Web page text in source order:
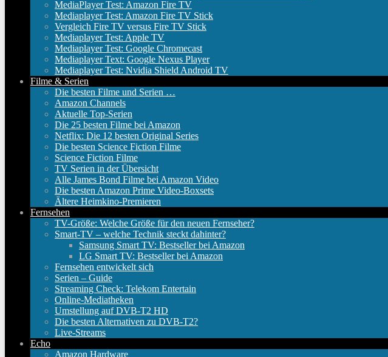
MediaPlayer Test: Amazon Fire TV
Mediaplayer Test: Amazon Fire TV Stick
Vergleich Fire TV versus Fire TV Stick
Mediaplayer Test: Apple TV
Mediaplayer Test: Google Chromecast
Mediaplayer Text: Google Nexus Player
Mediaplayer Test: Nvidia Shield Android TV
Filme & Serien
Die besten Filme und Serien …
Amazon Channels
Aktuelle Top-Serien
Die 25 besten Filme bei Amazon
Netflix: Die 12 besten Original Series
Die besten Science Fiction Filme
Science Fiction Filme
TV Serien in der Übersicht
Alle James Bond Filme bei Amazon Video
Die besten Amazon Prime Video-Boxsets
Ältere Heimkino-Premieren
Fernsehen
TV-Größe: Welche Größe für den neuen Fernseher?
Smart-TV – welche Technik steckt dahinter?
Samsung Smart TV: Bestseller bei Amazon
LG Smart TV: Bestseller bei Amazon
Fernsehen entwickelt sich
Serien – Guide
Streaming Check: Telekom Entertain
Online-Mediatheken
Umstellung auf DVB-T2 HD
Die besten Alternativen zu DVB-T2?
Live-Streams
Echo
Amazon Hardware